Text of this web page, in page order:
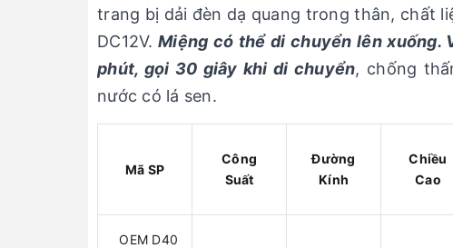
trang bị dải đèn dạ quang trong thân, chất
DC12V. Miệng có thể di chuyển lên xuống.
phút, gọi 30 giây khi di chuyển, chống
nước có lá sen.
Mã SP
Công
Suất
Đường
Kính
Chiều
Cao
OEM D40